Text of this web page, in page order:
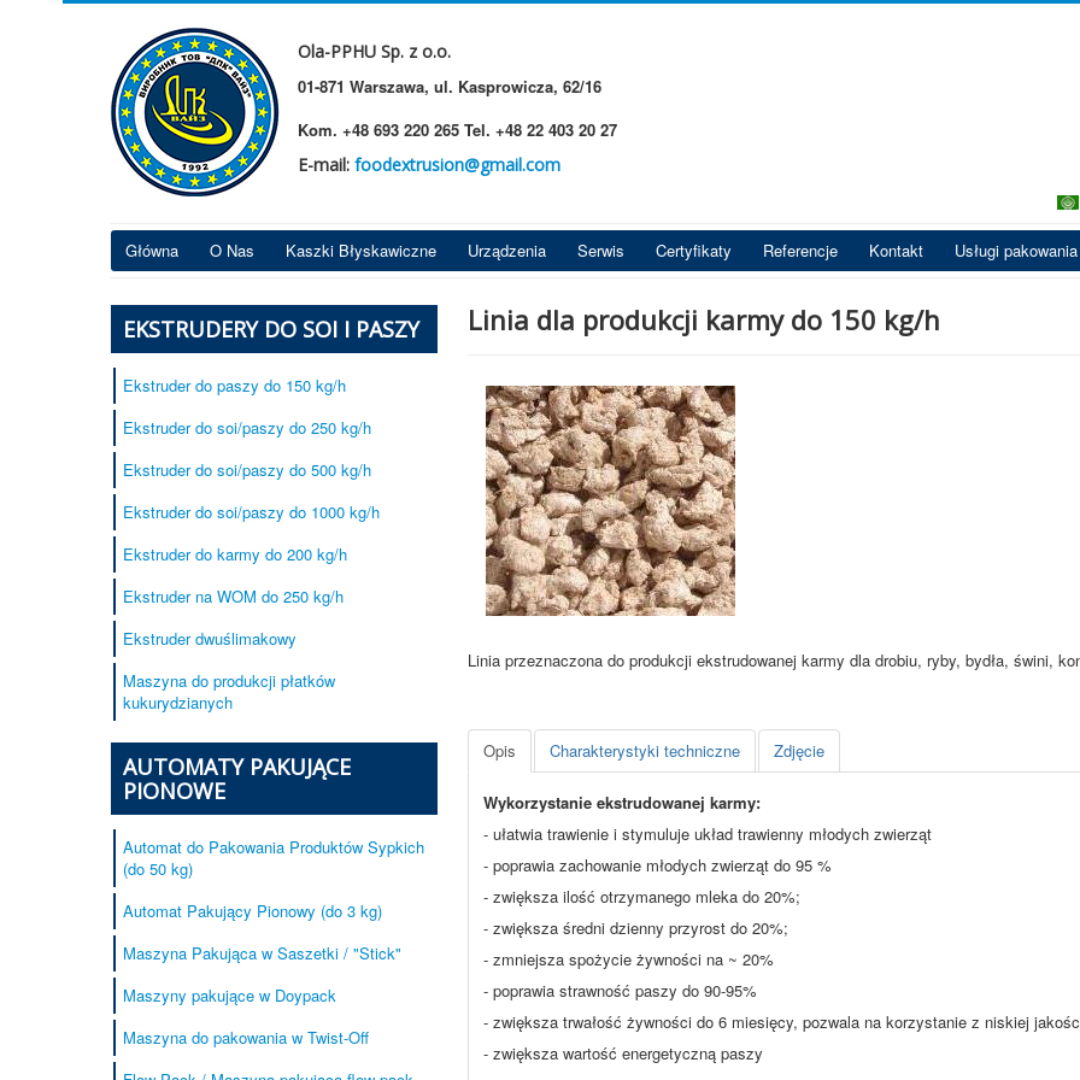
Ola-PPHU Sp. z o.o.
01-871 Warszawa, ul. Kasprowicza, 62/16
Kom. +48 693 220 265 Tel. +48 22 403 20 27
E-mail: foodextrusion@gmail.com
Główna O Nas Kaszki Błyskawiczne Urządzenia Serwis Certyfikaty Referencje Kontakt Usługi
EKSTRUDERY DO SOI I PASZY
Ekstruder do paszy do 150 kg/h
Ekstruder do soi/paszy do 250 kg/h
Ekstruder do soi/paszy do 500 kg/h
Ekstruder do soi/paszy do 1000 kg/h
Ekstruder do karmy do 200 kg/h
Ekstruder na WOM do 250 kg/h
Ekstruder dwuślimakowy
Maszyna do produkcji płatków
kukurydzianych
AUTOMATY PAKUJĄCE
PIONOWE
Automat do Pakowania Produktów Sypkich
(do 50 kg)
Automat Pakujący Pionowy (do 3 kg)
Maszyna Pakująca w Saszetki / "Stick"
Maszyny pakujące w Doypack
Maszyna do pakowania w Twist-Off
Linia dla produkcji karmy do 150 kg/h
Linia przeznaczona do produkcji ekstrudowanej karmy dla drobiu, ryby, bydła, świni,
Opis Charakterystyki techniczne Zdjęcie
Wykorzystanie ekstrudowanej karmy:
- ułatwia trawienie i stymuluje układ trawienny młodych zwierząt
- poprawia zachowanie młodych zwierząt do 95 %
- zwiększa ilość otrzymanego mleka do 20%;
- zwiększa średni dzienny przyrost do 20%;
- zmniejsza spożycie żywności na ~ 20%
- poprawia strawność paszy do 90-95%
- zwiększa trwałość żywności do 6 miesięcy, pozwala na korzystanie z niskiej
- zwiększa wartość energetyczną paszy